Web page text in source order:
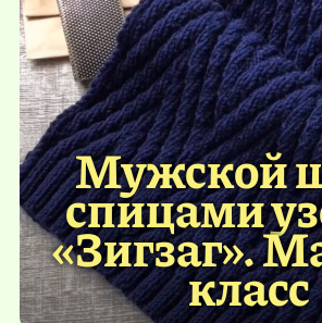
Мужской
спицами
«Зигзаг».
класс